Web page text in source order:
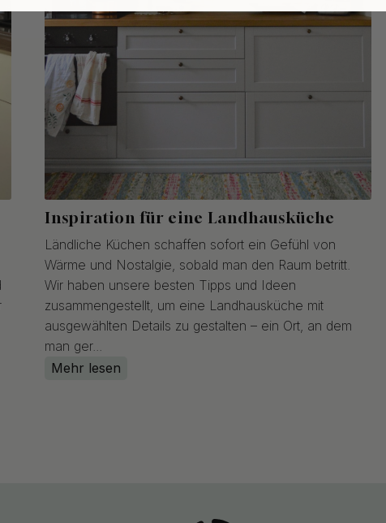
Inspiration für eine Landhausküche
Ländliche Küchen schaffen sofort ein Gefühl von
Wärme und Nostalgie, sobald man den Raum betritt.
Wir haben unsere besten Tipps und Ideen
zusammengestellt, um eine Landhausküche mit
ausgewählten Details zu gestalten – ein Ort, an dem
man ger...
Mehr lesen